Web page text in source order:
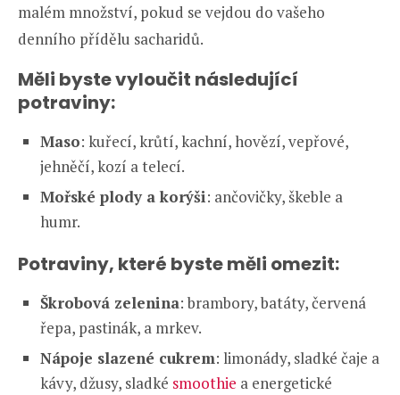
malém množství, pokud se vejdou do vašeho
denního přídělu sacharidů.
Měli byste vyloučit následující
potraviny:
Maso: kuřecí, krůtí, kachní, hovězí, vepřové,
jehněčí, kozí a telecí.
Mořské plody a korýši: ančovičky, škeble a
humr.
Potraviny, které byste měli omezit:
Škrobová zelenina: brambory, batáty, červená
řepa, pastinák, a mrkev.
Nápoje slazené cukrem: limonády, sladké čaje a
kávy, džusy, sladké smoothie a energetické